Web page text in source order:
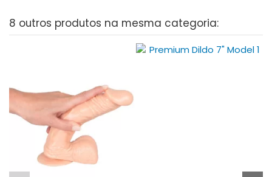
8 outros produtos na mesma categoria: